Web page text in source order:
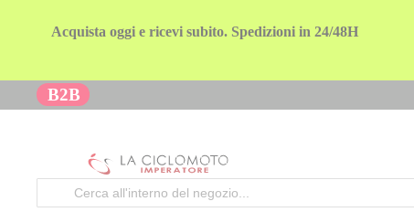
Acquista oggi e ricevi subito. Spedizioni in 24/48H
B2B